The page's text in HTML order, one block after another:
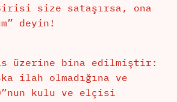
size sataşırsa, ona
deyin!
üzerine bina edilmiştir:
ilah olmadığına ve
O”nun kulu ve elçisi